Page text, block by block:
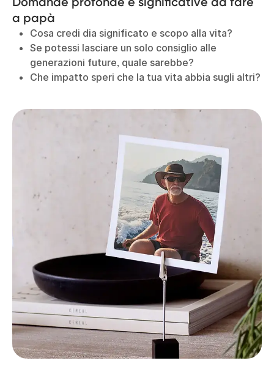
a papà
Cosa credi dia significato e scopo alla vita?
Se potessi lasciare un solo consiglio alle
generazioni future, quale sarebbe?
Che impatto speri che la tua vita abbia sugli altri?